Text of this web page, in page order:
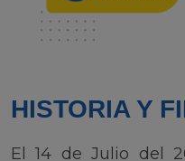
HISTORIA Y
El 14 de Julio del